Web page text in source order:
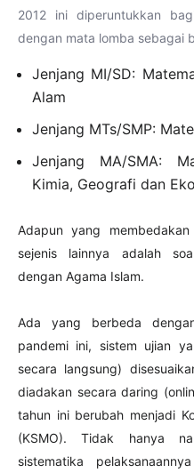
2012 ini diperuntukkan
dengan mata lomba sebagai
Jenjang MI/SD:
Alam
Jenjang MTs/SMP:
Jenjang MA/SMA:
Kimia, Geografi dan
Adapun yang
sejenis lainnya adalah
dengan Agama Islam.
Ada yang berbeda
pandemi ini, sistem ujian
secara langsung)
diadakan secara daring
tahun ini berubah menjadi
(KSMO). Tidak hanya
sistematika